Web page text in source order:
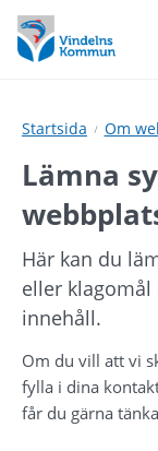
Hoppa
till
innehåll
Hoppa
till
undermeny
Startsida Om
Lämna
Här kan du
eller
innehåll.
Om du vill att vi
fylla i dina
får du gärna